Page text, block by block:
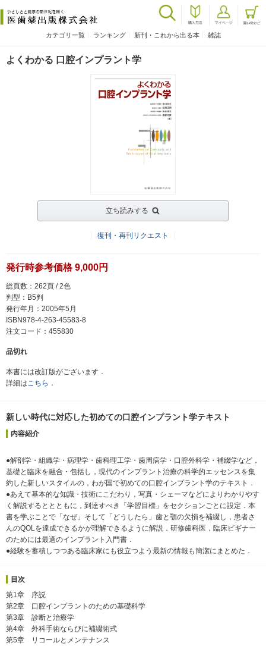
カテゴリ一覧 ランキング 新刊・これから出る本 雑誌
よくわかる 口腔インプラント学
立ち読みする
復刊・再刊リクエスト
発行時参考価格 9,000円
総頁数：262頁 / 2色
判型：B5判
発行年月：2005年5月
ISBN978-4-263-45583-8
注文コード：455830
品切れ
本書には改訂版がございます．
詳細はこちら ．
新しい時代に対応した初めての口腔インプラント学テキスト
内容紹介
●解剖学・組織学・病理学・歯科理工学・歯周病学・口腔外科学・補綴学など，
基礎と臨床を融合・包括し，現代のインプラント治療の科学的エッセンスを集
約した新しいスタイルの，わが国で初めての口腔インプラント学のテキスト．
●あえて基本的な知識・技術にこだわり，写真・シェーマなどによりわかりやす
く解説するととともに，到達すべき「学習目標」をセクションごとに設定．本
書を学ぶことで「なぜ」そして「どうしたら」歯と顎の欠損を補綴し，患者さ
んのQOLを達成できるかが理解できるように解説．研修歯科医，臨床ビギナー
のためには最適のインプラント入門書．
●経験を蓄積しつつある臨床家にも役立つよう最新の情報も簡潔にまとめた．
目次
第1章 序説
第2章 口腔インプラントのための基礎科学
第3章 診断と治療学
第4章 外科手術ならびに補綴術式
第5章 リコールとメンテナンス